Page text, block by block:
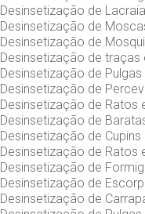
Desinsetização de
Desinsetização de
Desinsetização de
Desinsetização de traças
Desinsetização de
Desinsetização de
Desinsetização de Ratos
Desinsetização de
Desinsetização de
Desinsetização de Ratos
Desinsetização de
Desinsetização de
Desinsetização de